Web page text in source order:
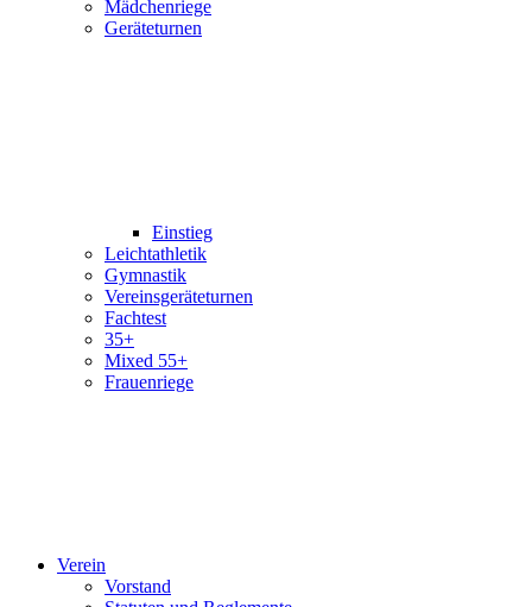
Mädchenriege
Geräteturnen
Einstieg
Leichtathletik
Gymnastik
Vereinsgeräteturnen
Fachtest
35+
Mixed 55+
Frauenriege
Verein
Vorstand